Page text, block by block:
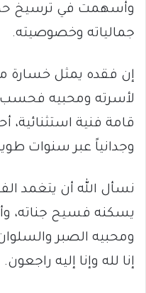
وأسهمت في ترسيخ
جمالياته وخصوصيته.
إن فقده يمثل خسارة
لأسرته ومحبيه
قامة فنية استثنائية،
وجدانياً عبر سنوات
نسأل الله أن يتغمد
يسكنه فسيح جناته،
ومحبيه الصبر
إنا لله وإنا إليه راجعون.